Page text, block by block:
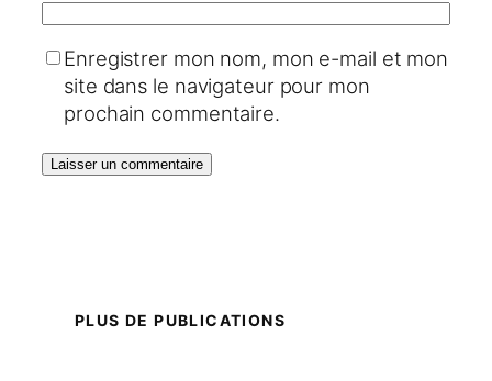
Enregistrer mon nom, mon e-mail et mon
site dans le navigateur pour mon
prochain commentaire.
PLUS DE PUBLICATIONS